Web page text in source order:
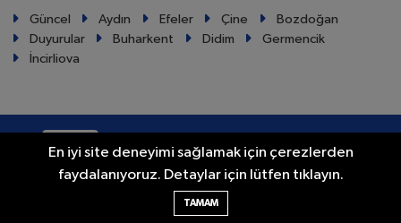
Güncel Aydın Efeler Çine
Bozdoğan
Duyurular
Buharkent Didim
Germencik
İncirliova
RSS Copyright © 2024. Her hakkı saklıdır.
Haber Yazılımı:
En iyi site deneyimi sağlamak için çerezlerden
faydalanıyoruz. Detaylar için lütfen tıklayın.
TAMAM